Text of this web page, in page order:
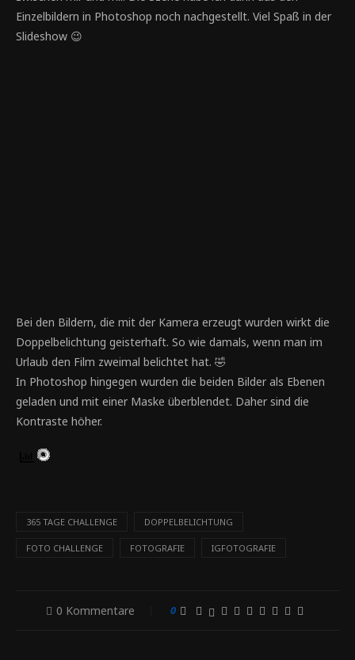
Einzelbildern in Photoshop noch nachgestellt. Viel Spaß in der
Slideshow 😉
Bei den Bildern, die mit der Kamera erzeugt wurden wirkt die
Doppelbelichtung geisterhaft. So wie damals, wenn man im
Urlaub den Film zweimal belichtet hat. 🤣
In Photoshop hingegen wurden die beiden Bilder als Ebenen
geladen und mit einer Maske überblendet. Daher sind die
Kontraste höher.
365 TAGE CHALLENGE DOPPELBELICHTUNG
FOTO CHALLENGE FOTOGRAFIE IGFOTOGRAFIE
0 Kommentare 0